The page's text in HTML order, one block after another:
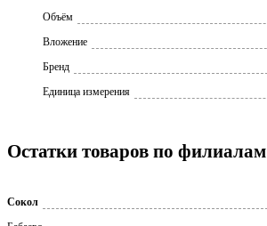
Объём
Вложение
Бренд
Единица измерения
Остатки товаров по филиалам
Сокол